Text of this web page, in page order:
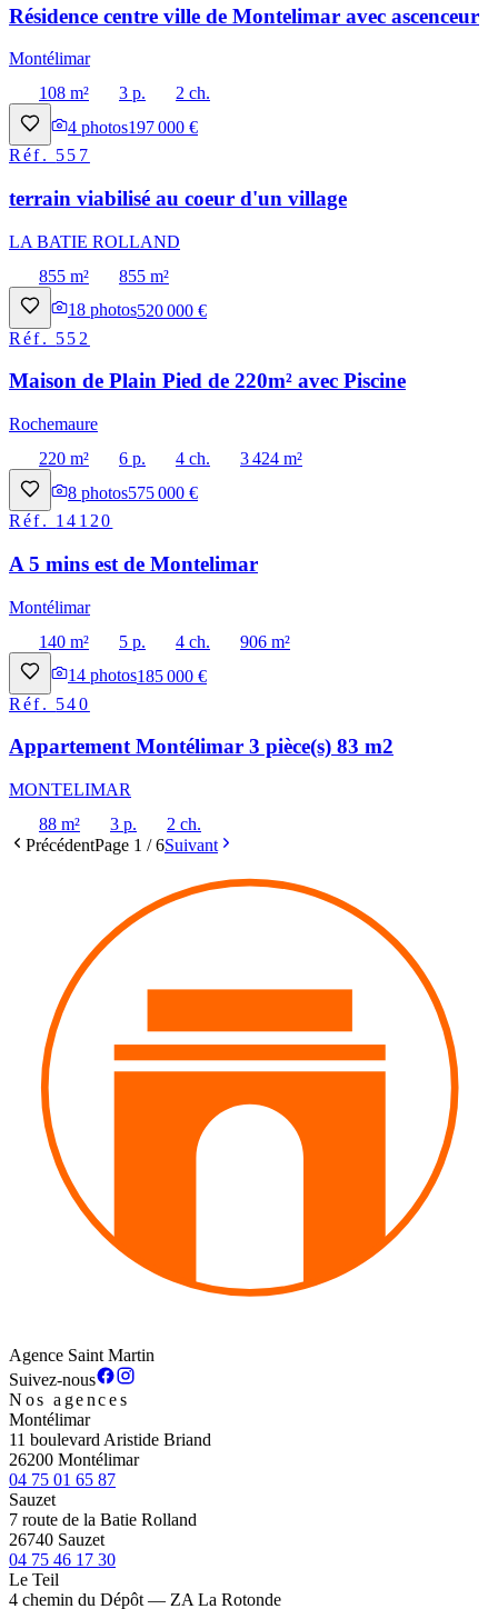
Résidence centre ville de Montelimar avec ascenceur
Montélimar
108 m²
3 p.
2 ch.
4 photos197 000 €
Réf. 557
terrain viabilisé au coeur d'un village
LA BATIE ROLLAND
855 m²
855 m²
18 photos520 000 €
Réf. 552
Maison de Plain Pied de 220m² avec Piscine
Rochemaure
220 m²
6 p. 4 ch.
3 424 m²
8 photos575 000 €
Réf. 14120
A 5 mins est de Montelimar
Montélimar
140 m²
5 p. 4 ch.
906 m²
14 photos185 000 €
Réf. 540
Appartement Montélimar 3 pièce(s) 83 m2
MONTELIMAR
88 m²
3 p.
2 ch.
PrécédentPage 1 /6Suivant
Agence Saint Martin
Suivez-nous
Nos agences
Montélimar
11 boulevard Aristide Briand
26200 Montélimar
04 75 01 65 87
Sauzet
7 route de la Batie Rolland
26740 Sauzet
04 75 46 17 30
Le Teil
4 chemin du Dépôt — ZA La Rotonde